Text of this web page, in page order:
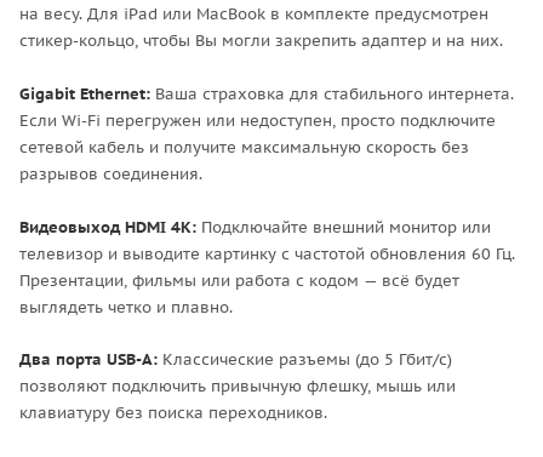
на весу. Для iPad или MacBook в комплекте предусмотрен
стикер-кольцо, чтобы Вы могли закрепить адаптер и на них.
Gigabit Ethernet: Ваша страховка для стабильного интернета.
Если Wi-Fi перегружен или недоступен, просто подключите
сетевой кабель и получите максимальную скорость без
разрывов соединения.
Видеовыход HDMI 4K: Подключайте внешний монитор или
телевизор и выводите картинку с частотой обновления 60 Гц.
Презентации, фильмы или работа с кодом — всё будет
выглядеть четко и плавно.
Два порта USB-A: Классические разъемы (до 5 Гбит/с)
позволяют подключить привычную флешку, мышь или
клавиатуру без поиска переходников.